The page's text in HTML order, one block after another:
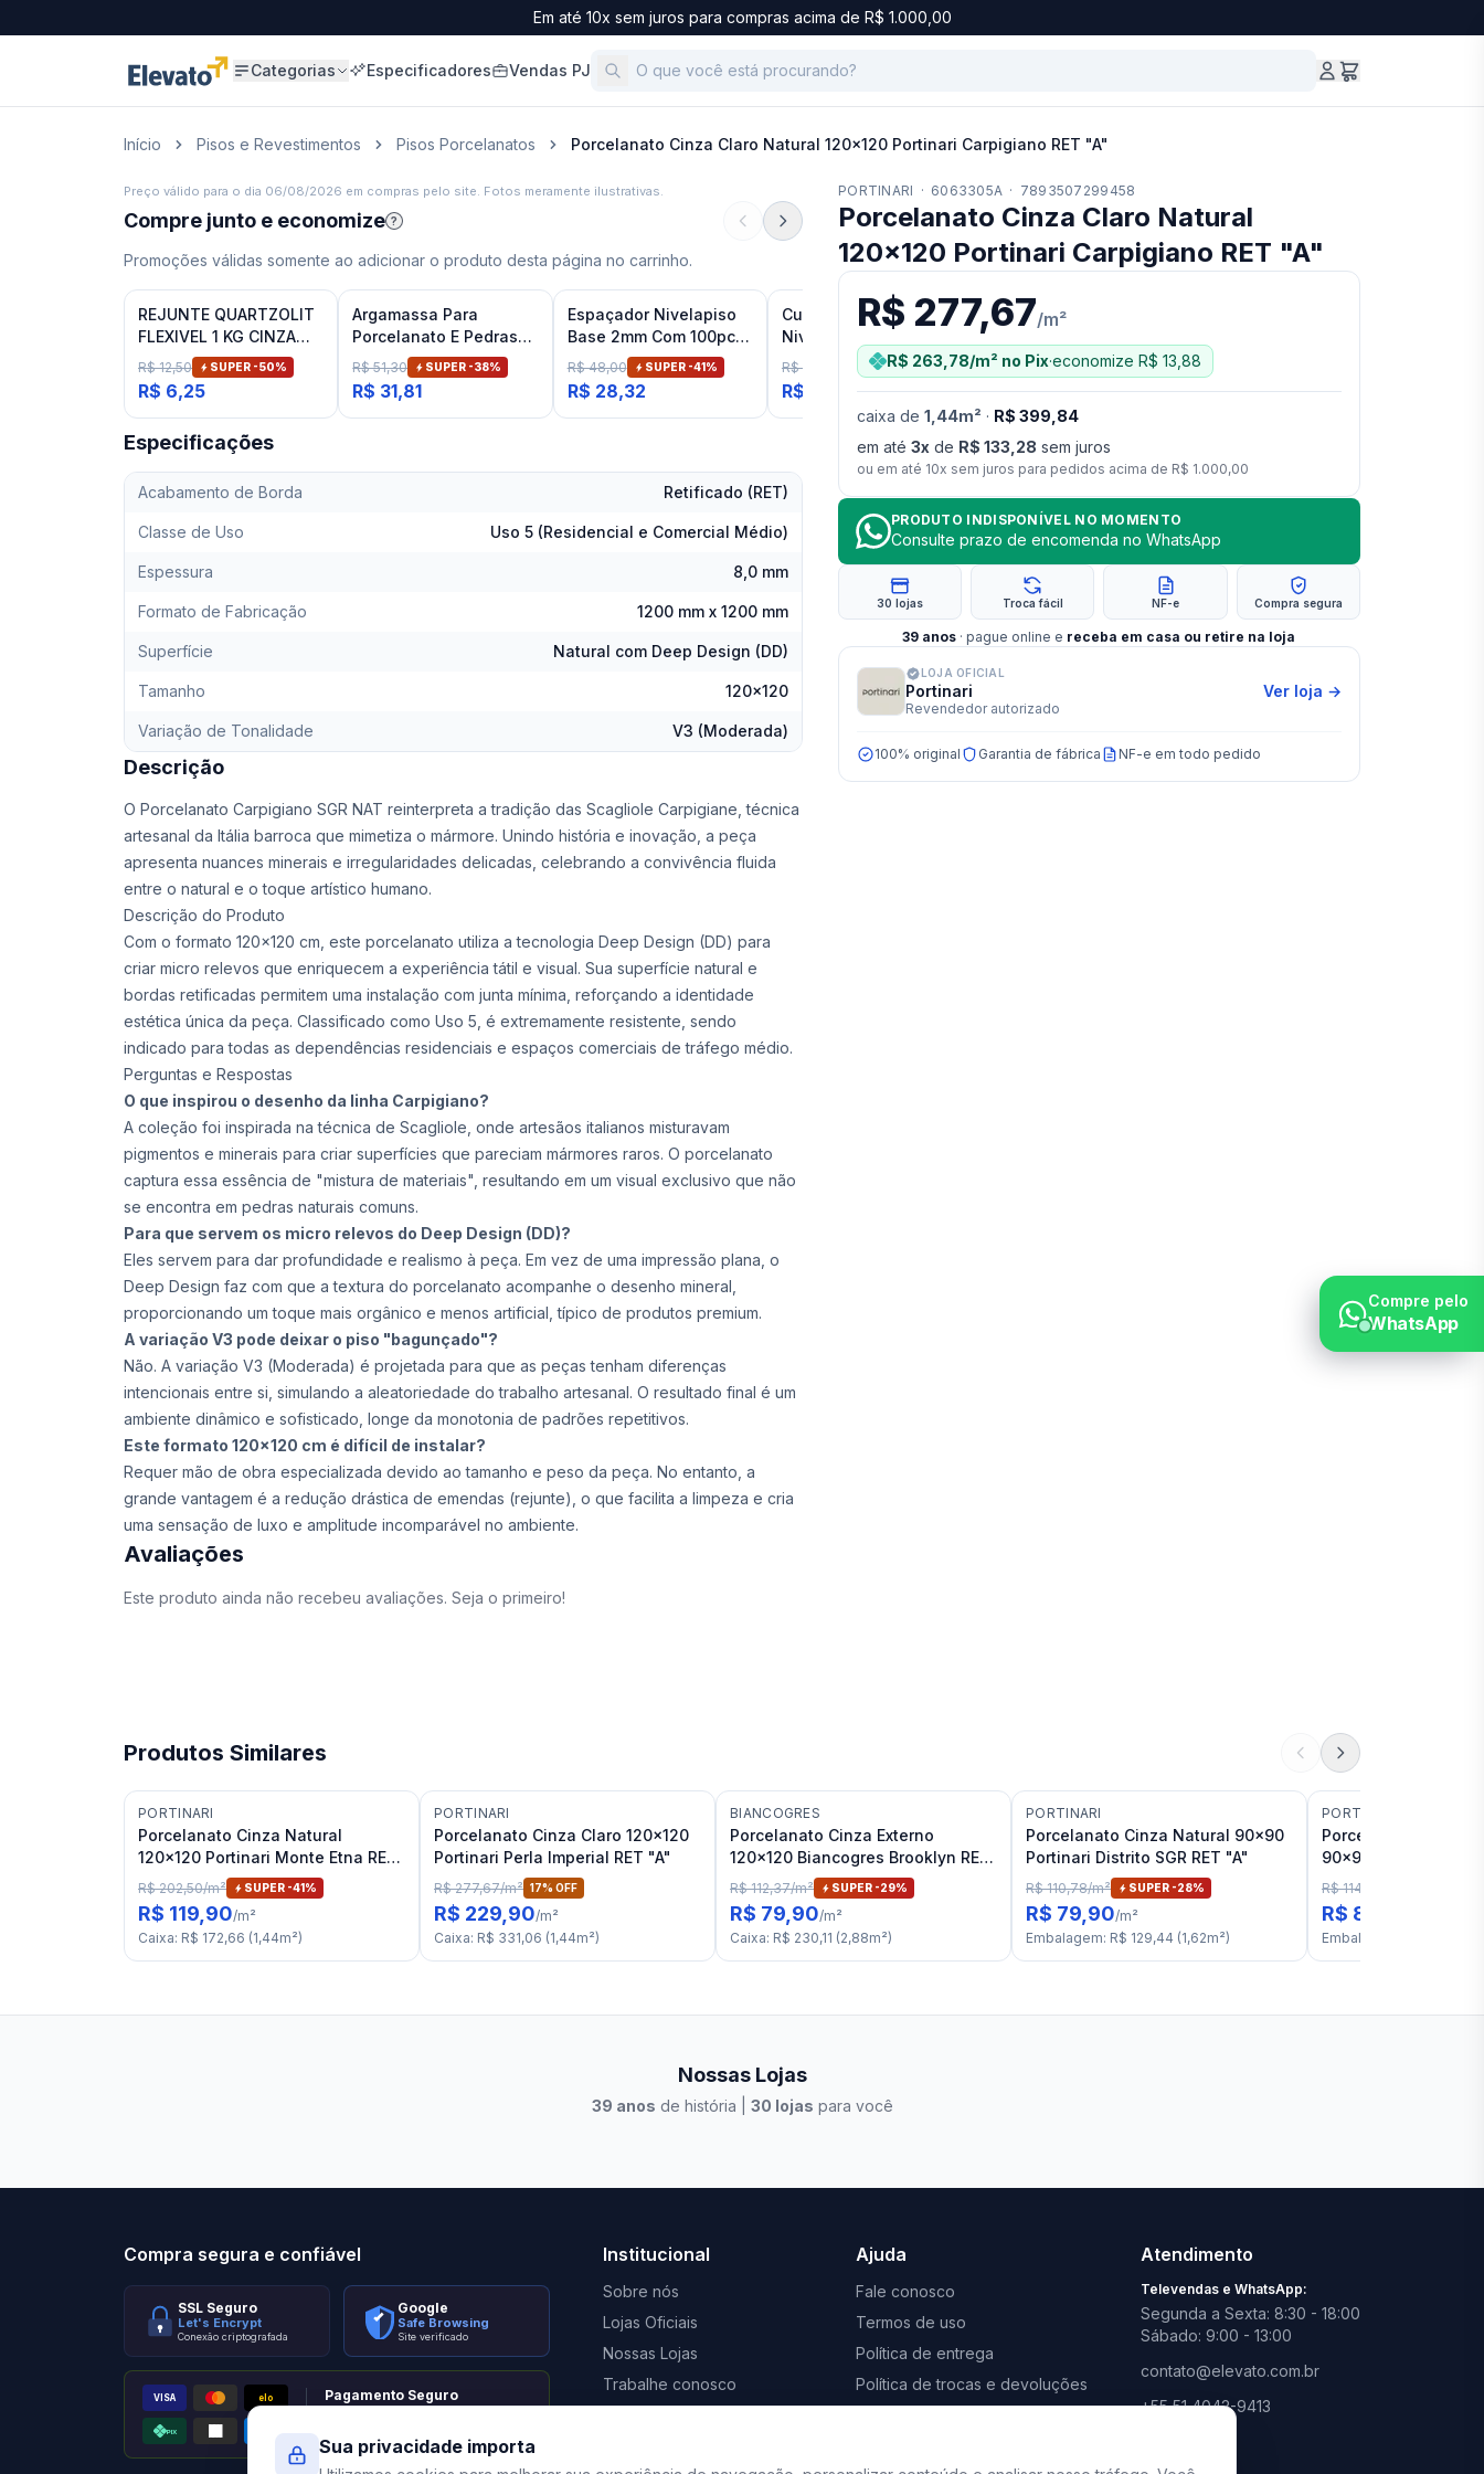
Em até 10x sem juros para compras acima de R$ 1.000,00
Categorias Especificadores Vendas PJ
Início Pisos e Revestimentos Pisos Porcelanatos Porcelanato Cinza Claro Natural 120x120 Portinari Carpigiano RET "A"
Preço válido para o dia 06/08/2026 em compras pelo site. Fotos meramente ilustrativas.
Compre junto e economize ?
Promoções válidas somente ao adicionar o produto desta página no carrinho.
REJUNTE QUARTZOLIT
FLEXIVEL 1 KG CINZA
ARTICO
R$ 12,50 SUPER -50%
R$ 6,25
Argamassa Para
Porcelanato E Pedras
Naturais Cinza Interno
Inovatte 20 Kg
R$ 51,30 SUPER -38%
R$ 31,81
Espaçador Nivelapiso
Base 2mm Com 100pcs
Fit
R$ 48,00 SUPER -41%
R$ 28,32
Cunha Para Nivelador
Nivela Piso Flex e Flex
Eco
R$ 28,48 SUPER -70%
R$ 8,54
Especificações
Acabamento de Borda Retificado (RET)
Classe de Uso Uso 5 (Residencial e Comercial Médio)
Espessura 8,0 mm
Formato de Fabricação 1200 mm x 1200 mm
Superfície Natural com Deep Design (DD)
Tamanho 120x120
Variação de Tonalidade V3 (Moderada)
Descrição
O Porcelanato Carpigiano SGR NAT reinterpreta a tradição das Scagliole Carpigiane, técnica
artesanal da Itália barroca que mimetiza o mármore. Unindo história e inovação, a peça
apresenta nuances minerais e irregularidades delicadas, celebrando a convivência fluida
entre o natural e o toque artístico humano.
Descrição do Produto
Com o formato 120x120 cm, este porcelanato utiliza a tecnologia Deep Design (DD) para
criar micro relevos que enriquecem a experiência tátil e visual. Sua superfície natural e
bordas retificadas permitem uma instalação com junta mínima, reforçando a identidade
estética única da peça. Classificado como Uso 5, é extremamente resistente, sendo
indicado para todas as dependências residenciais e espaços comerciais de tráfego médio.
Perguntas e Respostas
O que inspirou o desenho da linha Carpigiano?
A coleção foi inspirada na técnica de Scagliole, onde artesãos italianos misturavam
pigmentos e minerais para criar superfícies que pareciam mármores raros. O porcelanato
captura essa essência de "mistura de materiais", resultando em um visual exclusivo que não
se encontra em pedras naturais comuns.
Para que servem os micro relevos do Deep Design (DD)?
Eles servem para dar profundidade e realismo à peça. Em vez de uma impressão plana, o
Deep Design faz com que a textura do porcelanato acompanhe o desenho mineral,
proporcionando um toque mais orgânico e menos artificial, típico de produtos premium.
A variação V3 pode deixar o piso "bagunçado"?
Não. A variação V3 (Moderada) é projetada para que as peças tenham diferenças
intencionais entre si, simulando a aleatoriedade do trabalho artesanal. O resultado final é um
ambiente dinâmico e sofisticado, longe da monotonia de padrões repetitivos.
Este formato 120x120 cm é difícil de instalar?
Requer mão de obra especializada devido ao tamanho e peso da peça. No entanto, a
grande vantagem é a redução drástica de emendas (rejunte), o que facilita a limpeza e cria
uma sensação de luxo e amplitude incomparável no ambiente.
Avaliações
Este produto ainda não recebeu avaliações. Seja o primeiro!
PORTINARI · 6063305A · 7893507299458
Porcelanato Cinza Claro Natural
120x120 Portinari Carpigiano RET "A"
R$ 277,67/m²
R$ 263,78/m² no Pix·economize R$ 13,88
caixa de 1,44m² · R$ 399,84
em até 3x de R$ 133,28 sem juros
ou em até 10x sem juros para pedidos acima de R$ 1.000,00
PRODUTO INDISPONÍVEL NO MOMENTO
Consulte prazo de encomenda no WhatsApp
30 lojas Troca fácil NF-e Compra segura
39 anos · pague online e receba em casa ou retire na loja
LOJA OFICIAL
Portinari
Revendedor autorizado
Ver loja →
100% original Garantia de fábrica NF-e em todo pedido
Produtos Similares
PORTINARI
Porcelanato Cinza Natural
120x120 Portinari Monte Etna RET
"C"
R$ 202,50/m² SUPER -41%
R$ 119,90/m²
Caixa: R$ 172,66 (1,44m²)
PORTINARI
Porcelanato Cinza Claro 120x120
Portinari Perla Imperial RET "A"
R$ 277,67/m² 17% OFF
R$ 229,90/m²
Caixa: R$ 331,06 (1,44m²)
BIANCOGRES
Porcelanato Cinza Externo
120x120 Biancogres Brooklyn RET
"C"
R$ 112,37/m² SUPER -29%
R$ 79,90/m²
Caixa: R$ 230,11 (2,88m²)
PORTINARI
Porcelanato Cinza Natural 90x90
Portinari Distrito SGR RET "A"
R$ 110,78/m² SUPER -28%
R$ 79,90/m²
Embalagem: R$ 129,44 (1,62m²)
PORTINARI
Porcelanato
90x90 GR Natural
Alquimia RET "A
R$ 114,94
R$ 89,90
Embalagem
Nossas Lojas
39 anos de história | 30 lojas para você
Elevato Xangri-Lá
Compra segura e confiável
SSL Seguro
Let's Encrypt
Conexão criptografada
Google
Safe Browsing
Site verificado
VISA elo
PIX
Pagamento Seguro
Institucional
Sobre nós
Lojas Oficiais
Nossas Lojas
Trabalhe conosco
Ajuda
Fale conosco
Termos de uso
Política de entrega
Política de trocas e devoluções
Atendimento
Televendas e WhatsApp:
Segunda a Sexta: 8:30 - 18:00
Sábado: 9:00 - 13:00
contato@elevato.com.br
+55 51 4042-9413
consulte aqui
Compre pelo
WhatsApp
Sua privacidade importa